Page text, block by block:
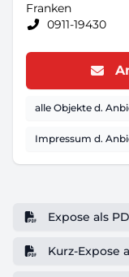
Franken
0911-19430
alle Objekte d.
Impressum d.
Expose als
Kurz-Expose